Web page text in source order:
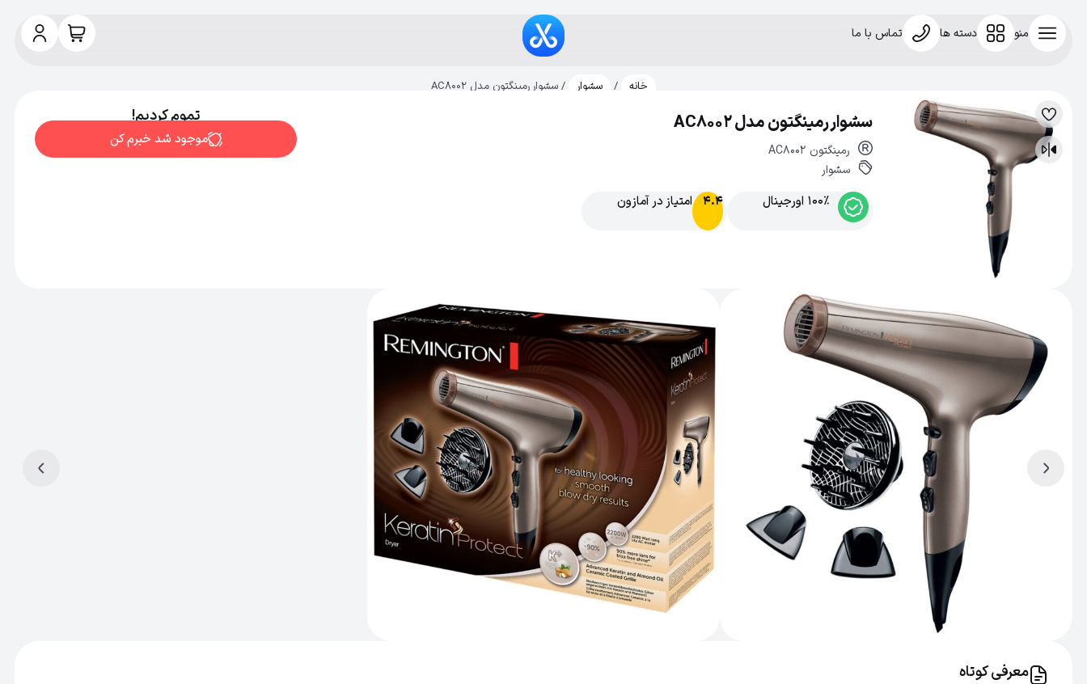
منو دسته ها تماس با ما
خانه / سشوار / سشوار رمینگتون مدل AC8002
لیست
علاقه‌مندی
مقایسه
سشوار رمینگتون مدل AC8002
رمینگتون AC8002
سشوار
100% اورجینال 4.4 امتیاز در آمازون
تموم کردیم!
موجود شد خبرم کن
معرفی کوتاه